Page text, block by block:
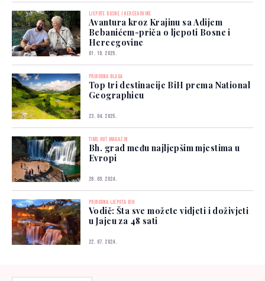
LJEPOTE BOSNE I HERCEGOVINE
Avantura kroz Krajinu sa Adijem
Bebanićem-priča o ljepoti Bosne i
Hercegovine
01. 10. 2025.
PRIRODNA BLAGA
Top tri destinacije BiH prema National
Geographicu
23. 04. 2025.
TIME OUT MAGAZIN
Bh. grad među najljepšim mjestima u
Evropi
26. 09. 2024.
PRIRODNA LJEPOTA BIH
Vodič: Šta sve možete vidjeti i doživjeti
u Jajcu za 48 sati
22. 07. 2024.